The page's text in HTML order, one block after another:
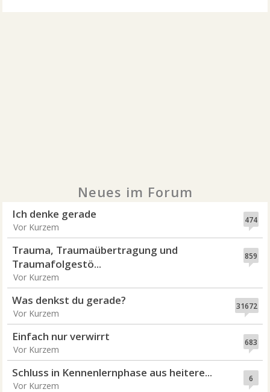
Neues im Forum
474
Ich denke gerade
Vor Kurzem
859
Trauma, Traumaübertragung und
Traumafolgestö...
Vor Kurzem
31672
Was denkst du gerade?
Vor Kurzem
683
Einfach nur verwirrt
Vor Kurzem
6
Schluss in Kennenlernphase aus heitere...
Vor Kurzem